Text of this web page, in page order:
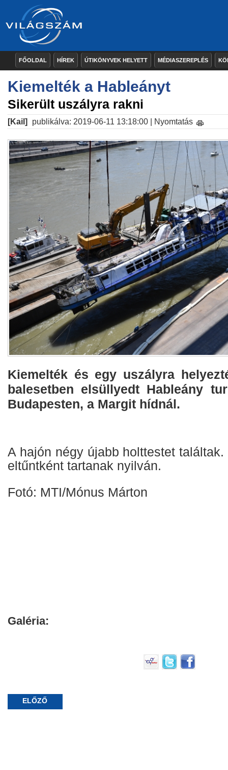
FŐOLDAL HÍREK ÚTIKÖNYVEK HELYETT MÉDIASZEREPLÉS
Kiemelték a Hableányt
Sikerült uszályra rakni
[Kail] publikálva: 2019-06-11 13:18:00 | Nyomtatás
Kiemelték és egy uszályra
balesetben elsüllyedt Hableány
Budapesten, a Margit hídnál.
A hajón négy újabb holttestet
eltűntként tartanak nyilván.
Fotó: MTI/Mónus Márton
Galéria:
ELŐZŐ